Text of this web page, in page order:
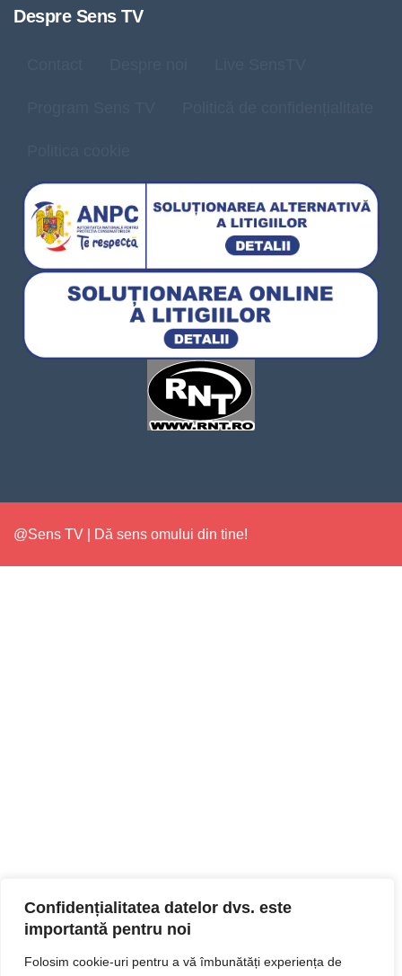
Confidențialitatea datelor dvs. este
importantă pentru noi
Folosim cookie-uri pentru a vă îmbunătăți experiența de
Despre Sens TV
@Sens TV | Dă sens omului din tine!